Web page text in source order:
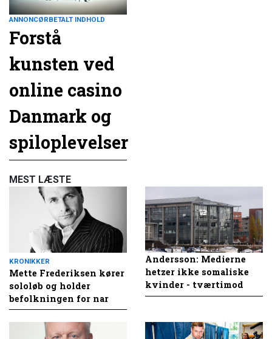
ANNONCØRBETALT INDHOLD
Forstå
kunsten ved
online casino
Danmark og
spiloplevelser
MEST LÆSTE
KRONIKKER
Mette Frederiksen kører
sololøb og holder
befolkningen for nar
Andersson: Medierne
hetzer ikke somaliske
kvinder - tværtimod